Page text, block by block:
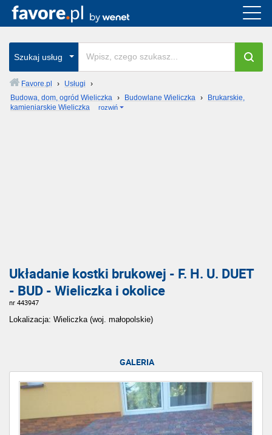
Szukaj usług
Favore.pl › Usługi
›
Budowa, dom, ogród Wieliczka › Budowlane Wieliczka ›
Brukarskie,
kamieniarskie Wieliczka
rozwiń
Układanie kostki brukowej - F. H. U. DUET
- BUD - Wieliczka i okolice
nr 443947
Lokalizacja: Wieliczka (woj. małopolskie)
GALERIA